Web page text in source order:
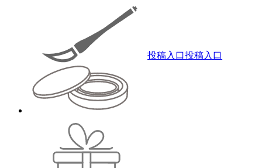
投稿入口投稿入口